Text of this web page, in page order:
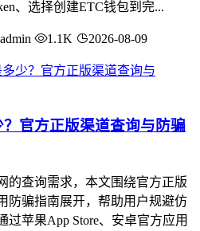
、选择创建ETC钱包到完...
1.1K 2026-08-09
官方正版渠道查询与防骗
的查询需求，本文围绕官方正版
防骗指南展开，帮助用户规避仿
过苹果App Store、安卓官方应用